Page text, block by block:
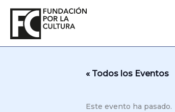
contenido
« Todos los Eventos
Este evento ha pasado.